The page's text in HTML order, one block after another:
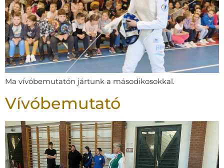
Ma vívóbemutatón jártunk a másodikosokkal.
Vívóbemutató